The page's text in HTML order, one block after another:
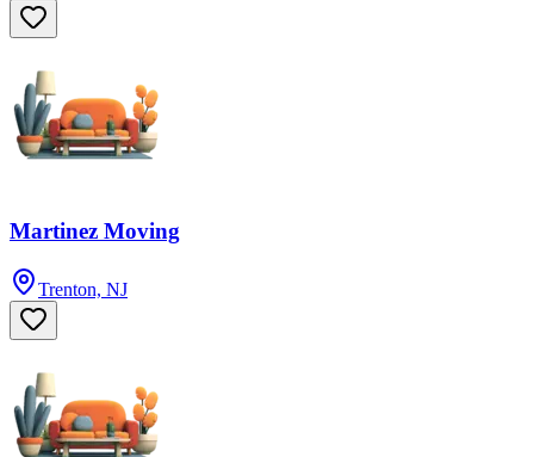
Martinez Moving
Trenton, NJ